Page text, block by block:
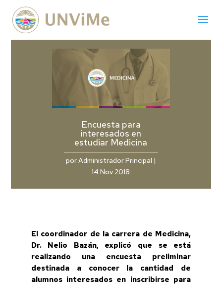
Encuesta para
interesados en
estudiar Medicina
porAdministrador Principal |
14 Nov 2018
El coordinador de la carrera de Medicina,
Dr. Nelio Bazán, explicó que se está
realizando una encuesta preliminar
destinada a conocer la cantidad de
alumnos interesados en inscribirse para